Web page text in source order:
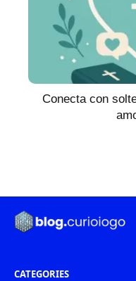
Conecta con
CATEGORIES